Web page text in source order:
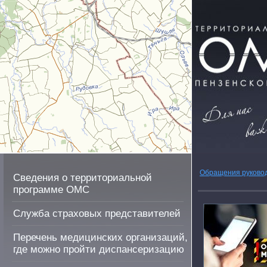
Сведения о территориальной
программе ОМС
Служба страховых представителей
Перечень медицинских организаций,
где можно пройти диспансеризацию
Обращения